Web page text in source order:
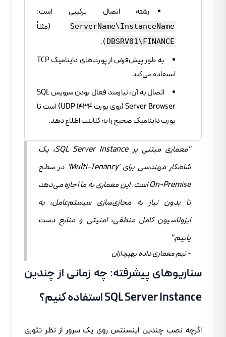
رشته اتصال ترکیبی است:
ServerName\InstanceName (مثلاً
DBSRV01\FINANCE
).
به طور پیش‌فرض از پورت‌های داینامیک TCP
استفاده می‌کند.
اتصال به آن، نیازمند فعال بودن سرویس SQL
Server Browser (روی پورت UDP 1434) است تا
پورت داینامیک صحیح را به کلاینت اطلاع دهد.
"معماری مبتنی بر SQL Server Instance، یک
شاهکار مهندسی برای 'Multi-Tenancy' در سطح
On-Premise است. این معماری به ما اجازه می‌دهد
تا بدون نیاز به مجازی‌سازی سیستم‌عامل، به
ایزولاسیون کامل منطقی، امنیتی و منابع دست
یابیم."
- تیم معماری داده بهپردازان
سناریوهای پیشرفته: چه زمانی از چندین
SQL Server Instance استفاده کنیم؟
اگرچه نصب چندین اینسنتس روی یک سرور از نظر تئوری